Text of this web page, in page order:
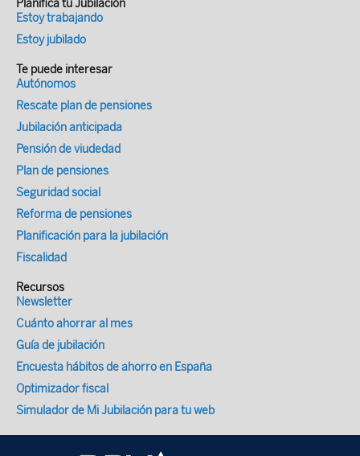
Planifica tu Jubilación
Estoy trabajando
Estoy jubilado
Te puede interesar
Autónomos
Rescate plan de pensiones
Jubilación anticipada
Pensión de viudedad
Plan de pensiones
Seguridad social
Reforma de pensiones
Planificación para la jubilación
Fiscalidad
Recursos
Newsletter
Cuánto ahorrar al mes
Guía de jubilación
Encuesta hábitos de ahorro en España
Optimizador fiscal
Simulador de Mi Jubilación para tu web